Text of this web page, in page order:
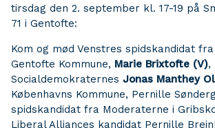
tirsdag den 2. september kl. 17-19 på
71 i Gentofte:
Kom og mød Venstres spidskandidat
Gentofte Kommune, Marie Brixtofte (V),
Socialdemokraternes Jonas Manthey
Københavns Kommune, Pernille
spidskandidat fra Moderaterne i
Liberal Alliances kandidat Pernille